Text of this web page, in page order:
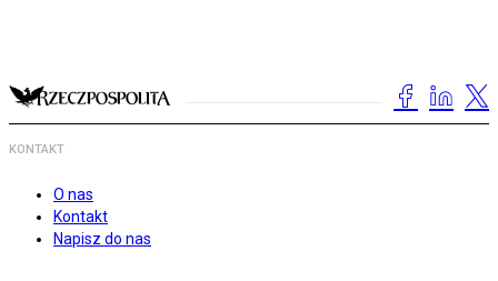
KONTAKT
O nas
Kontakt
Napisz do nas